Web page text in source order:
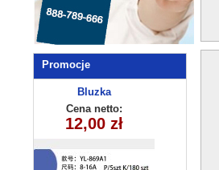
Promocje
Bluzka
dziecięca
YL-869A1(8-16)
5 szt
Cena netto:
12,00 zł
Komplet
niemowlęcy
93305 (74-92)
4szt
Cena netto:
54,50 zł